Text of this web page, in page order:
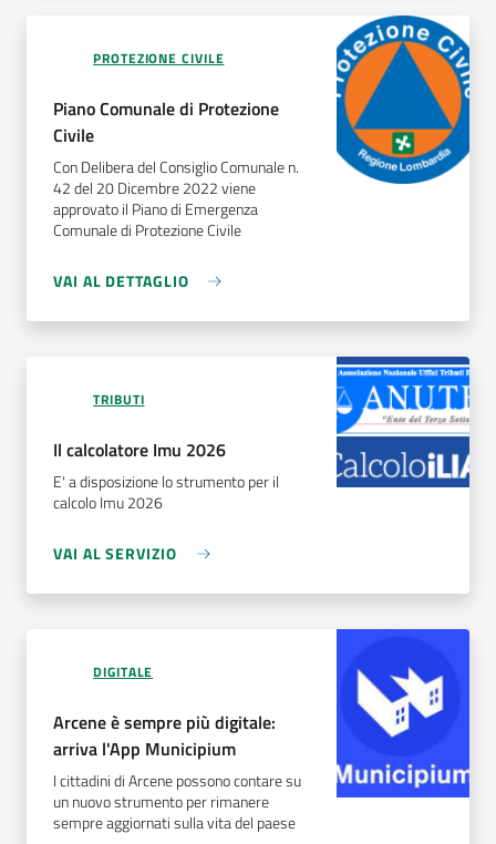
PROTEZIONE CIVILE
Piano Comunale di Protezione
Civile
Con Delibera del Consiglio Comunale n.
42 del 20 Dicembre 2022 viene
approvato il Piano di Emergenza
Comunale di Protezione Civile
VAI AL DETTAGLIO
TRIBUTI
Il calcolatore Imu 2026
E' a disposizione lo strumento per il
calcolo Imu 2026
VAI AL SERVIZIO
DIGITALE
Arcene è sempre più digitale:
arriva l'App Municipium
I cittadini di Arcene possono contare su
un nuovo strumento per rimanere
sempre aggiornati sulla vita del paese